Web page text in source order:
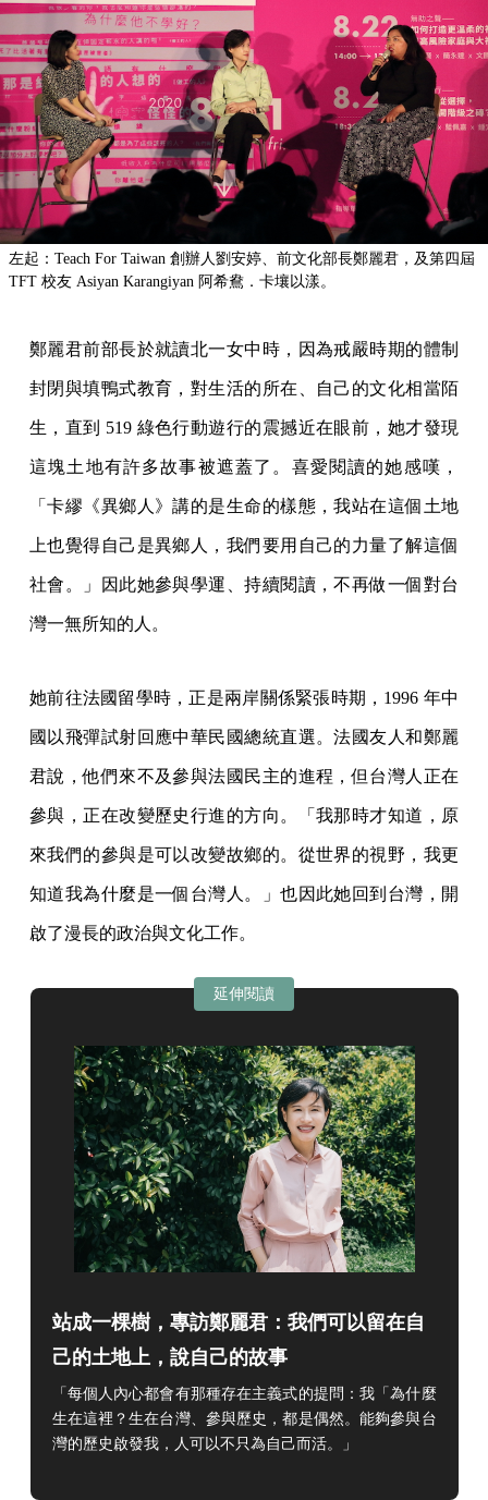
左起：Teach For Taiwan 創辦人劉安婷、前文化部長鄭麗君，及第四屆
TFT 校友 Asiyan Karangiyan 阿希鴦．卡壤以漾。
鄭麗君前部長於就讀北一女中時，因為戒嚴時期的體制
封閉與填鴨式教育，對生活的所在、自己的文化相當陌
生，直到 519 綠色行動遊行的震撼近在眼前，她才發現
這塊土地有許多故事被遮蓋了。喜愛閱讀的她感嘆，
「卡繆《異鄉人》講的是生命的樣態，我站在這個土地
上也覺得自己是異鄉人，我們要用自己的力量了解這個
社會。」因此她參與學運、持續閱讀，不再做一個對台
灣一無所知的人。
她前往法國留學時，正是兩岸關係緊張時期，1996 年中
國以飛彈試射回應中華民國總統直選。法國友人和鄭麗
君說，他們來不及參與法國民主的進程，但台灣人正在
參與，正在改變歷史行進的方向。「我那時才知道，原
來我們的參與是可以改變故鄉的。從世界的視野，我更
知道我為什麼是一個台灣人。」也因此她回到台灣，開
啟了漫長的政治與文化工作。
延伸閱讀
站成一棵樹，專訪鄭麗君：我們可以留在自
己的土地上，說自己的故事
「每個人內心都會有那種存在主義式的提問：我「為什麼
生在這裡？生在台灣、參與歷史，都是偶然。能夠參與台
灣的歷史啟發我，人可以不只為自己而活。」